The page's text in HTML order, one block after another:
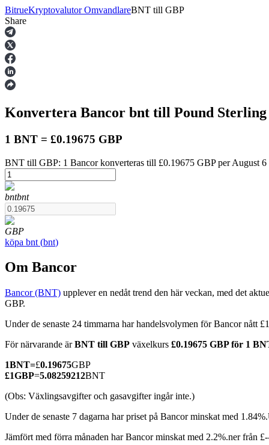
Terminer
USDT Futures
Futures med USDT som säkerhet
COIN-M Futures
Futures för kryptovaluta
BitrueKryptovalutor OmvandlareBNT till GBP
Share
Konvertera Bancor bnt till Pound Sterling
1 BNT = £0.19675 GBP
BNT till GBP: 1 Bancor konverteras till £0.19675 GBP per August 6
bntbnt
GBP
köpa bnt (bnt)
Om Bancor
Bancor (BNT) upplever en nedåt trend den här veckan, med det
GBP.
Under de senaste 24 timmarna har handelsvolymen för Bancor nått
För närvarande ärBNT till GBP växelkurs £0.19675 GBP för 1
1BNT=£0.19675GBP
£1GBP=5.08259212BNT
(Obs: Växlingsavgifter och gasavgifter ingår inte.)
Under de senaste 7 dagarna har priset på Bancor minskat med 1.84%.
Jämfört med förra månaden har Bancor minskat med 2.2%.ner från